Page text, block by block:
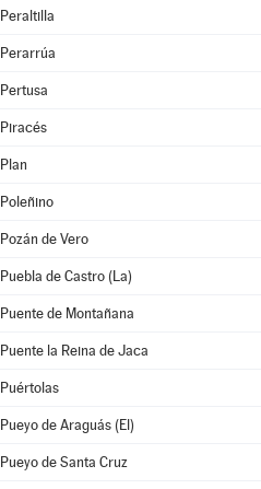
Peraltilla
Perarrúa
Pertusa
Piracés
Plan
Poleñino
Pozán de Vero
Puebla de Castro (La)
Puente de Montañana
Puente la Reina de Jaca
Puértolas
Pueyo de Araguás (El)
Pueyo de Santa Cruz